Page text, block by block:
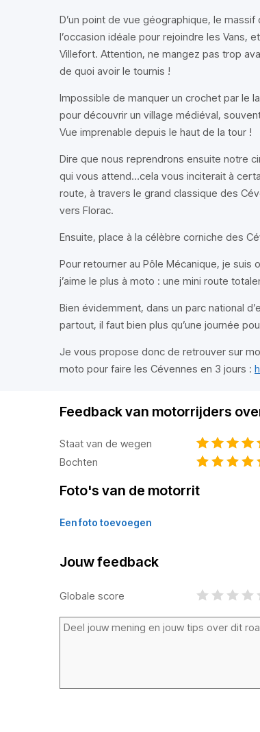
D’un point de vue géographique, le
l’occasion idéale pour rejoindre les Vans,
Villefort. Attention, ne mangez pas trop
de quoi avoir le tournis !
Impossible de manquer un crochet par le
pour découvrir un village médiéval,
Vue imprenable depuis le haut de la tour !
Dire que nous reprendrons ensuite notre
qui vous attend…cela vous inciterait à
route, à travers le grand classique des
vers Florac.
Ensuite, place à la célèbre corniche des
Pour retourner au Pôle Mécanique, je suis
j’aime le plus à moto : une mini route
Bien évidemment, dans un parc national
partout, il faut bien plus qu’une journée
Je vous propose donc de retrouver sur
moto pour faire les Cévennes en 3 jours :
Feedback van motorrijders
Staat van de wegen
Bochten
Foto's van de motorrit
Een foto toevoegen
Jouw feedback
Globale score